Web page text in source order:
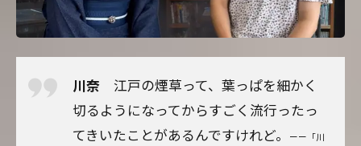
川奈 江戸の煙草って、葉っぱを細かく
切るようになってからすごく流行ったっ
てきいたことがあるんですけれど。
ーー「川